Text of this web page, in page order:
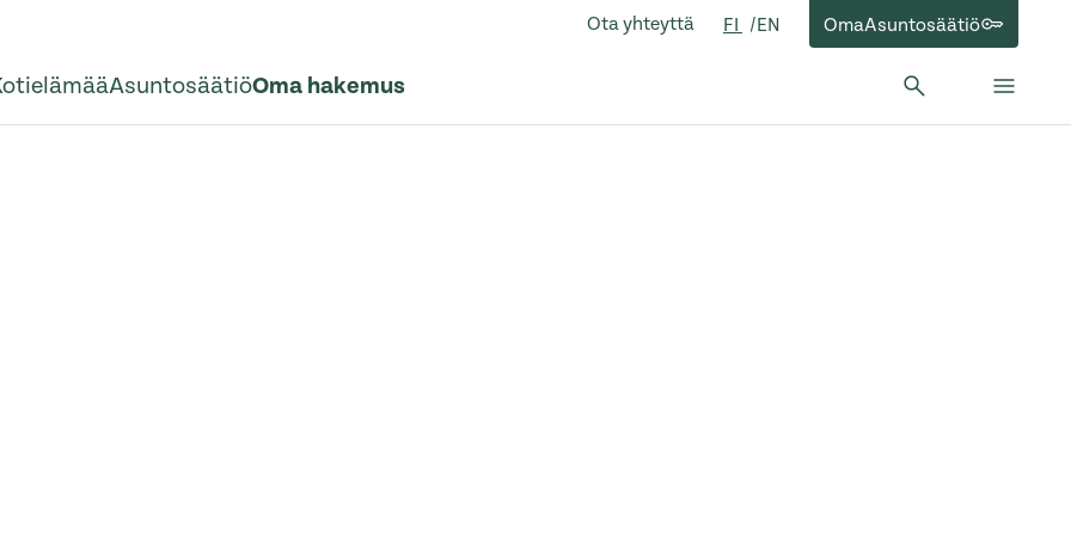
Ota yhteyttä FI EN OmaAsuntosäätiö
AsuntosäätiöOma hakemus
Hae: